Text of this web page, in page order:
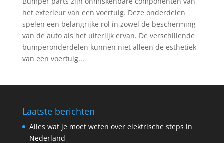
het exterieur van een voertuig. Deze onderdelen
spelen een belangrijke rol in zowel de bescherming
van de auto als het uiterlijk ervan. De verschillende
bumperonderdelen kunnen niet alleen de esthetiek
van een voertuig...
Laatste berichten
Alles wat je moet weten over elektrische steps in
Nederland